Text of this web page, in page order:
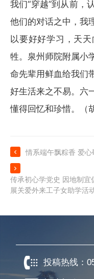
我们“穿越”到从前，
他们的对话之中，我
以要好好学习，天
牲。泉州师院附属小
命先辈用鲜血给我们
好生活来之不易。六
懂得回忆和珍惜。（

情系端午飘粽香 爱心

传承初心学党史 因地制
展关爱外来工子女助学活
投稿热线：